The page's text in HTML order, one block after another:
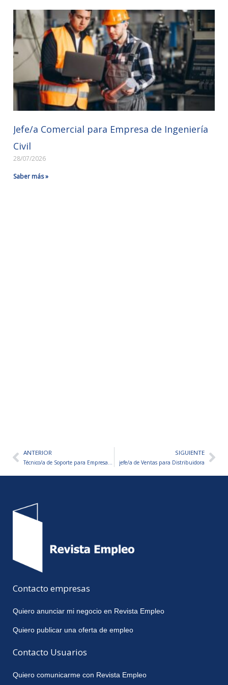
Jefe/a Comercial para Empresa de Ingeniería
Civil
28/07/2026
Saber más »
AntANTERIOR
Técnico/a de Soporte para Empresa de Soporte a Pyme/Empresas En Crecimiento
SIGUIENTE
jefe/a de Ventas para Distribuidora
Contacto empresas
Quiero anunciar mi negocio en Revista Empleo
Quiero publicar una oferta de empleo
Contacto Usuarios
Quiero comunicarme con Revista Empleo